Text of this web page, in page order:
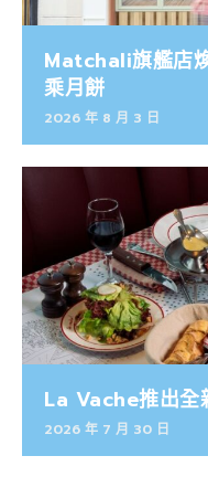
Matchali旗艦店
乘月餅
2026 年 8 月 3 日
La Vache推出全
2026 年 7 月 30 日